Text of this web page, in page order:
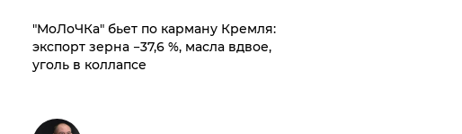
​"МоЛоЧКа" бьет по карману Кремля:
экспорт зерна −37,6 %, масла вдвое,
уголь в коллапсе